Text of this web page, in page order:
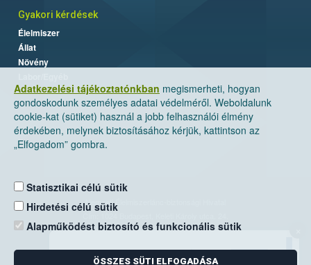
Adatkezelési tájékoztatónkban megismerheti, hogyan
gondoskodunk személyes adatai védelméről. Weboldalunk
cookie-kat (sütiket) használ a jobb felhasználói élmény
érdekében, melynek biztosításához kérjük, kattintson az
„Elfogadom” gombra.
Statisztikai célú sütik
Hirdetési célú sütik
Alapműködést biztosító és funkcionális sütik
ÖSSZES SÜTI ELFOGADÁSA
Gyakori kérdések
Élelmiszer
Állat
Növény
Nemzeti Élelmiszerlánc-biztonsági Hivatal
Levelezési cím: 1525 Budapest. Pf. 30.